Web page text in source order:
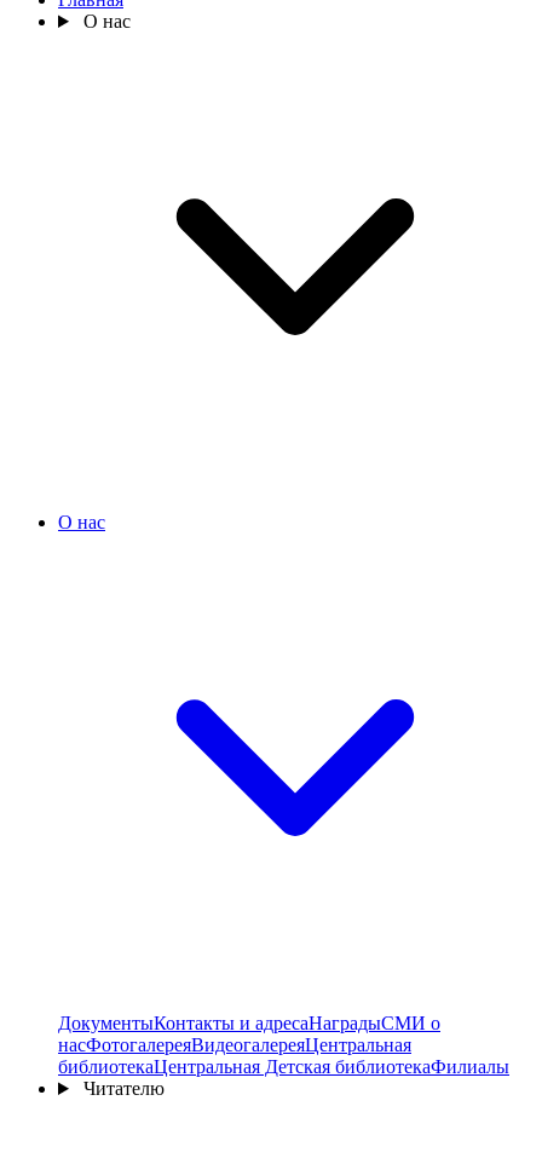
О нас
О нас
ДокументыКонтакты и адресаНаградыСМИ о
насФотогалереяВидеогалереяЦентральная
библиотекаЦентральная Детская библиотекаФилиалы
Читателю